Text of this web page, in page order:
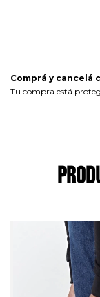
Comprá y cancelá
Tu compra está